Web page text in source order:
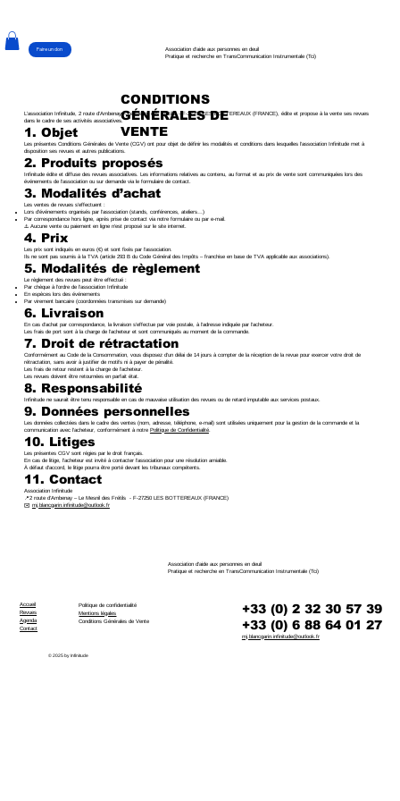
Faire un don
Association d'aide aux personnes en deuil
Pratique et recherche en TransCommunication Instrumentale (Tci)
CONDITIONS
GÉNÉRALES DE
VENTE
L’association Infinitude, 2 route d’Ambenay – Le Mesnil des Frétils - F-27250 LES BOTTEREAUX (FRANCE), édite et propose à la vente ses revues
dans le cadre de ses activités associatives.
1. Objet
Les présentes Conditions Générales de Vente (CGV) ont pour objet de définir les modalités et conditions dans lesquelles l’association Infinitude met à
disposition ses revues et autres publications.
2. Produits proposés
Infinitude édite et diffuse des revues associatives. Les informations relatives au contenu, au format et au prix de vente sont communiquées lors des
événements de l’association ou sur demande via le formulaire de contact.
3. Modalités d’achat
Les ventes de revues s’effectuent :
Lors d’événements organisés par l’association (stands, conférences, ateliers…)
Par correspondance hors ligne, après prise de contact via notre formulaire ou par e-mail.
⚠️ Aucune vente ou paiement en ligne n’est proposé sur le site internet.
4. Prix
Les prix sont indiqués en euros (€) et sont fixés par l’association.
Ils ne sont pas soumis à la TVA (article 293 B du Code Général des Impôts – franchise en base de TVA applicable aux associations).
5. Modalités de règlement
Le règlement des revues peut être effectué :
Par chèque à l’ordre de l’association Infinitude
En espèces lors des événements
Par virement bancaire (coordonnées transmises sur demande)
6. Livraison
En cas d’achat par correspondance, la livraison s’effectue par voie postale, à l’adresse indiquée par l’acheteur.
Les frais de port sont à la charge de l’acheteur et sont communiqués au moment de la commande.
7. Droit de rétractation
Conformément au Code de la Consommation, vous disposez d’un délai de 14 jours à compter de la réception de la revue pour exercer votre droit de
rétractation, sans avoir à justifier de motifs ni à payer de pénalité.
Les frais de retour restent à la charge de l’acheteur.
Les revues doivent être retournées en parfait état.
8. Responsabilité
Infinitude ne saurait être tenu responsable en cas de mauvaise utilisation des revues ou de retard imputable aux services postaux.
9. Données personnelles
Les données collectées dans le cadre des ventes (nom, adresse, téléphone, e-mail) sont utilisées uniquement pour la gestion de la commande et la
communication avec l’acheteur, conformément à notre Politique de Confidentialité.
10. Litiges
Les présentes CGV sont régies par le droit français.
En cas de litige, l’acheteur est invité à contacter l’association pour une résolution amiable.
À défaut d’accord, le litige pourra être porté devant les tribunaux compétents.
11. Contact
Association Infinitude
📍2 route d’Ambenay – Le Mesnil des Frétils - F-27250 LES BOTTEREAUX (FRANCE)
✉️ mj.blancgarin.infinitude@outlook.fr
+33 (0) 2 32 30 57 39
+33 (0) 6 88 64 01 27
mj.blancgarin.infinitude@outlook.fr
Politique de confidentialité
Mentions légales
Conditions Générales de Vente
Accueil
Revues
Agenda
Contact
Association d'aide aux personnes en deuil
Pratique et recherche en TransCommunication Instrumentale (Tci)
© 2025 by Infinitude